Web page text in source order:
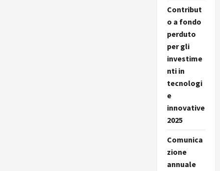
Contribut
o a fondo
perduto
per gli
investime
nti in
tecnologi
e
innovative
2025
Comunica
zione
annuale